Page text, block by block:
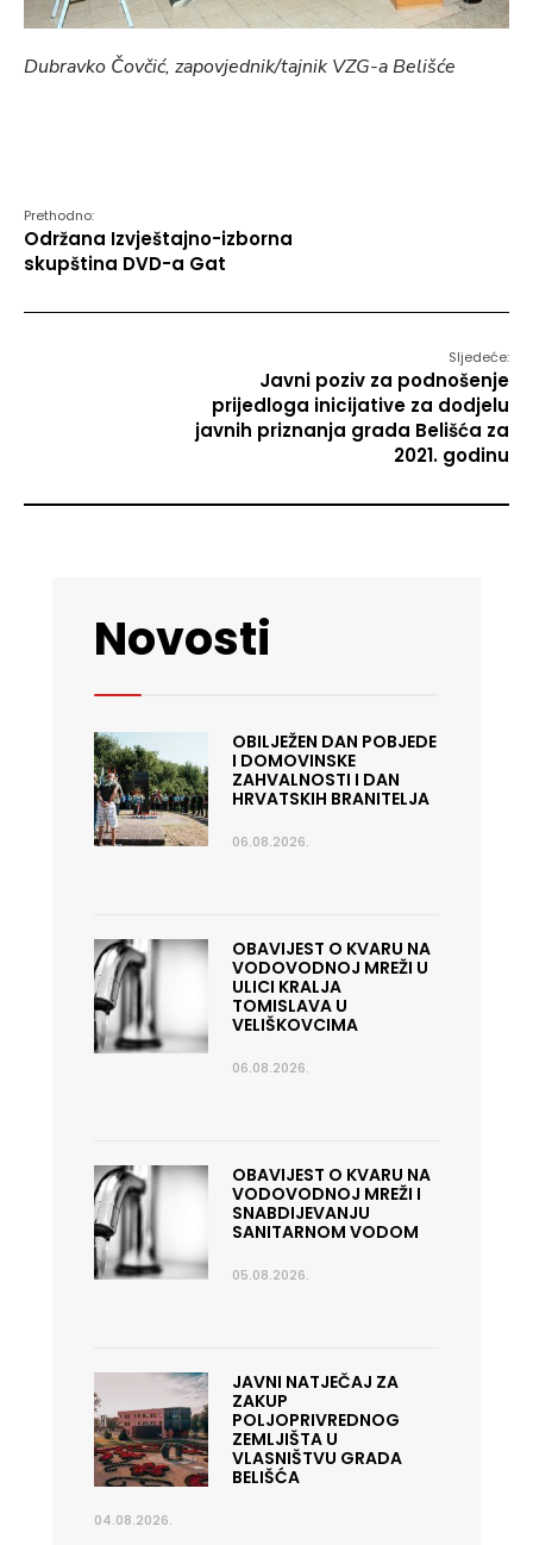
Dubravko Čovčić, zapovjednik/tajnik VZG-a Belišće
Prethodno:
Održana Izvještajno-izborna
skupština DVD-a Gat
Sljedeće:
Javni poziv za podnošenje
prijedloga inicijative za dodjelu
javnih priznanja grada Belišća za
2021. godinu
Novosti
OBILJEŽEN DAN POBJEDE
I DOMOVINSKE
ZAHVALNOSTI I DAN
HRVATSKIH BRANITELJA
06.08.2026.
OBAVIJEST O KVARU NA
VODOVODNOJ MREŽI U
ULICI KRALJA
TOMISLAVA U
VELIŠKOVCIMA
06.08.2026.
OBAVIJEST O KVARU NA
VODOVODNOJ MREŽI I
SNABDIJEVANJU
SANITARNOM VODOM
05.08.2026.
JAVNI NATJEČAJ ZA
ZAKUP
POLJOPRIVREDNOG
ZEMLJIŠTA U
VLASNIŠTVU GRADA
BELIŠĆA
04.08.2026.